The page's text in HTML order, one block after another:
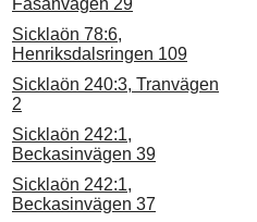
Fasanvägen 29
Sicklaön 78:6,
Henriksdalsringen 109
Sicklaön 240:3, Tranvägen
2
Sicklaön 242:1,
Beckasinvägen 39
Sicklaön 242:1,
Beckasinvägen 37